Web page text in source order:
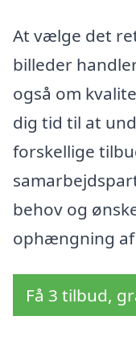
At vælge det
billeder
også om
dig tid til at
forskellige
behov og
ophængning af
Få 3 tilbud,